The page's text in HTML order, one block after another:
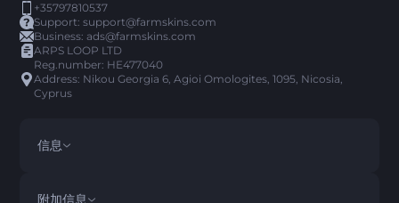
+35797810537
Support:support@farmskins.com
Business:ads@farmskins.com
ARPS LOOP LTD
Reg.number: HE477040
Address: Nikou Georgia 6, Agioi Omologites, 1095, Nicosia,
Cyprus
信息
条款与条件
附加信息